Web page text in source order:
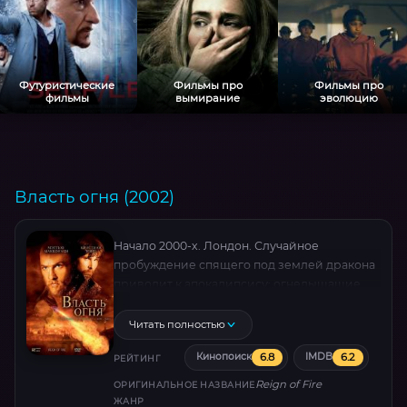
Футуристические
фильмы
Фильмы про
вымирание
Фильмы про
эволюцию
Власть огня (2002)
Начало 2000-х. Лондон. Случайное
пробуждение спящего под землей дракона
десятилетия спустя уцелевшие прячутся в
мрачных руинах Нортумберленда под
предводительством осторожного Куинна.
Их тактика — переждать. Все меняется с
появлением фанатичного охотника Ван
Читать полностью
РЕЙТИНГ Кинопоиск 6.8 IMDB 6.2
ОРИГИНАЛЬНОЕ НАЗВАНИЕReign of Fire
ЖАНР